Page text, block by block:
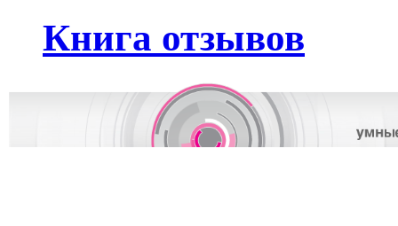
Книга отзывов